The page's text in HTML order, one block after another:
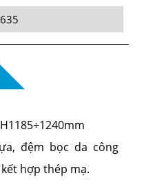
đệm bọc da công
hợp thép mạ.